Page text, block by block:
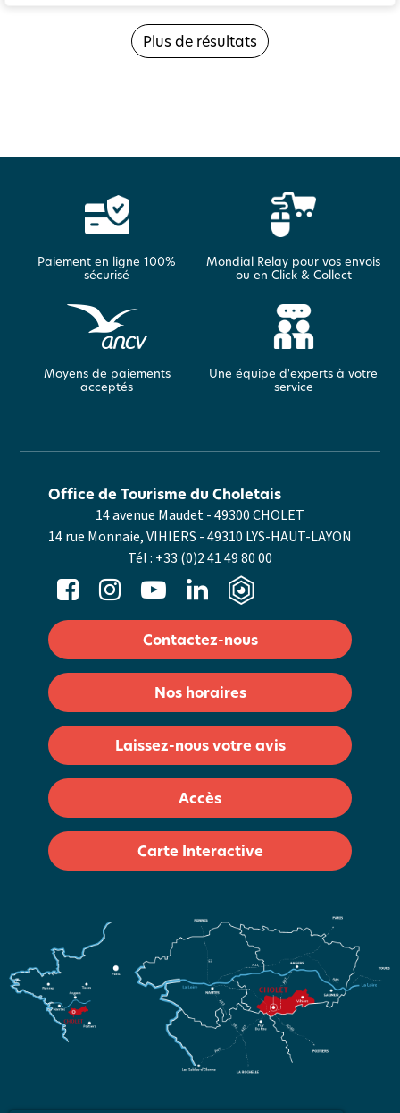
Plus de résultats
Paiement en ligne 100%
sécurisé
Mondial Relay pour vos envois
ou en Click & Collect
Moyens de paiements
acceptés
Une équipe d'experts à votre
service
14 avenue Maudet - 49300 CHOLET
14 rue Monnaie, VIHIERS - 49310 LYS-HAUT-LAYON
Tél : +33 (0)2 41 49 80 00
Office de Tourisme du Choletais
Contactez-nous
Nos horaires
Laissez-nous votre avis
Accès
Carte Interactive